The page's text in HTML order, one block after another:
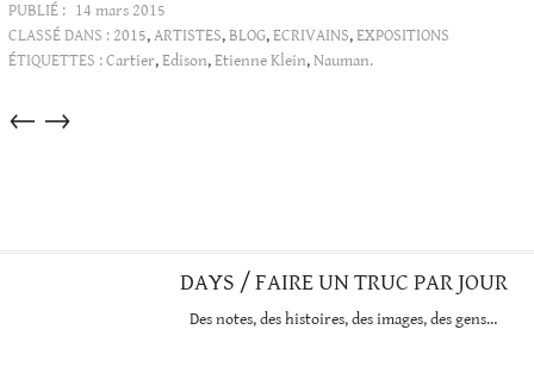
PUBLIÉ : 14 mars 2015
CLASSÉ DANS : 2015,ARTISTES,BLOG,ECRIVAINS,EXPOSITIONS
ÉTIQUETTES :Cartier,Edison,Etienne Klein,Nauman.
Articles
→
←
DAYS / FAIRE UN TRUC PAR JOUR
Des notes, des histoires, des images, des gens…